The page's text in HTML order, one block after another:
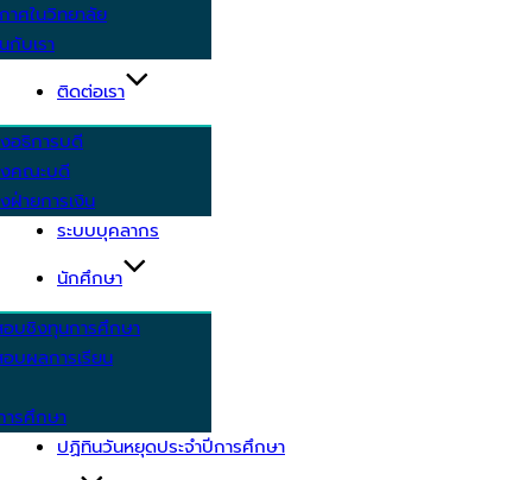
าศในวิทยาลัย
กับเรา
ติดต่อเรา
อธิการบดี
คณะบดี
ฝ่ายการเงิน
ระบบบุคลากร
นักศึกษา
บชิงทุนการศึกษา
บผลการเรียน
รศึกษา
ปฏิทินวันหยุดประจำปีการศึกษา